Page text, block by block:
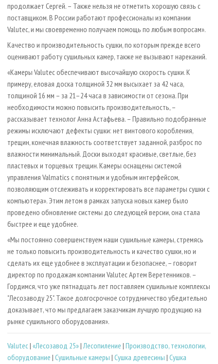
продолжает Сергей. – Также нельзя не отметить хорошую связь с
поставщиком. В России работают профессионалы из компании
Valutec, и мы своевременно получаем помощь по любым вопросам».
Качество и производительность сушки, по которым прежде всего
оценивают работу сушильных камер, также не вызывают нареканий.
«Камеры Valutec обеспечивают высочайшую скорость сушки. К
примеру, еловая доска толщиной 32 мм высыхает за 42 часа,
толщиной 16 мм – за 21–24 часа в зависимости от сезона. При
необходимости можно повысить производительность, –
рассказывает технолог Анна Астафьева. – Правильно подобранные
режимы исключают дефекты сушки: нет винтового коробления,
трещин, конечная влажность соответствует заданной, разброс по
влажности минимальный. Доски выходят красивые, светлые, без
пластевых и торцевых трещин. Камеры оснащены системой
управления Valmatics с понятным и удобным интерфейсом,
позволяющим отслеживать и корректировать все параметры сушки с
компьютера». Этим летом в рамках запуска новых камер было
проведено обновление системы до следующей версии, она стала
быстрее и еще удобнее.
«Мы постоянно совершенствуем наши сушильные камеры, стремясь
не только повысить производительность и качество сушки, но и
сделать их еще удобнее в эксплуатации и безопаснее, – говорит
директор по продажам компании Valutec Артем Веретенников. –
Гордимся, что уже пятнадцать лет поставляем сушильные комплексы
"Лесозаводу 25". Такое долгосрочное сотрудничество убедительно
доказывает, что мы предлагаем заказчикам лучшую продукцию на
рынке сушильного оборудования».
Valutec| «Лесозавод 25»|Лесопиление | Производство, технологии,
оборудование | Сушильные камеры | Сушка древесины | Сушка